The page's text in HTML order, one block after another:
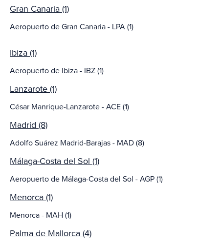
Gran Canaria (1)
Aeropuerto de Gran Canaria - LPA (1)
Ibiza (1)
Aeropuerto de Ibiza - IBZ (1)
Lanzarote (1)
César Manrique-Lanzarote - ACE (1)
Madrid (8)
Adolfo Suárez Madrid-Barajas - MAD (8)
Málaga-Costa del Sol (1)
Aeropuerto de Málaga-Costa del Sol - AGP (1)
Menorca (1)
Menorca - MAH (1)
Palma de Mallorca (4)